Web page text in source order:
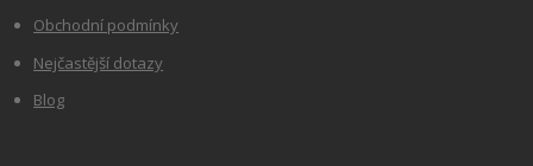
Obchodní podmínky
Nejčastější dotazy
Blog